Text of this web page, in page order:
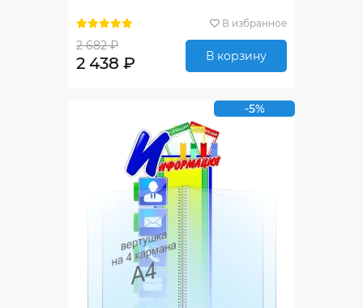
В избранное
2 682 ₽
2 438 ₽ В корзину
-5%